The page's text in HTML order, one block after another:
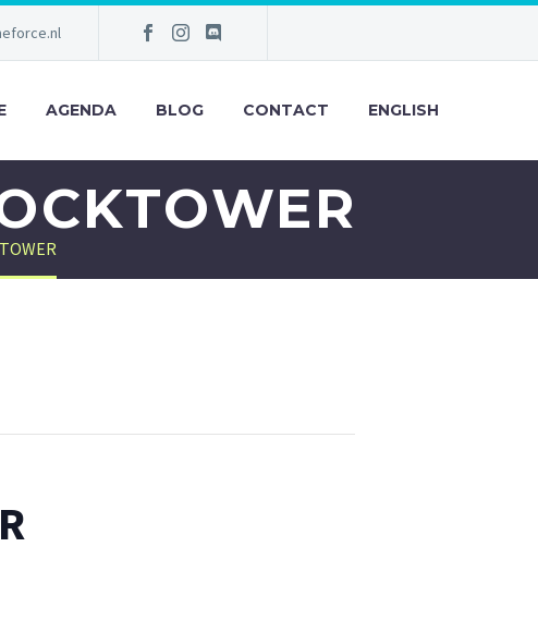
AGENDA BLOG CONTACT ENGLISH